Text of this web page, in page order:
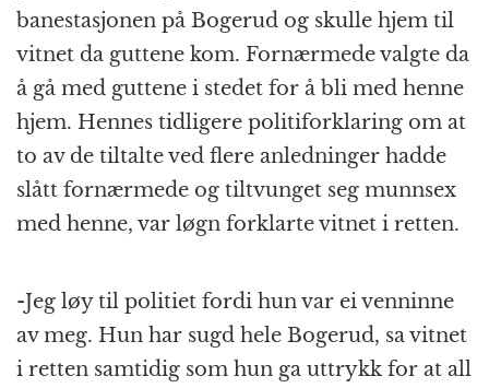
banestasjonen på Bogerud og skulle hjem til
vitnet da guttene kom. Fornærmede valgte da
å gå med guttene i stedet for å bli med henne
hjem. Hennes tidligere politiforklaring om at
to av de tiltalte ved flere anledninger hadde
slått fornærmede og tiltvunget seg munnsex
med henne, var løgn forklarte vitnet i retten.
-Jeg løy til politiet fordi hun var ei venninne
av meg. Hun har sugd hele Bogerud, sa vitnet
i retten samtidig som hun ga uttrykk for at all